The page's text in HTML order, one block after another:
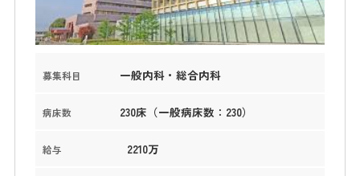
募集科目 一般内科・総合内科
病床数 230床（一般病床数：230）
給与 2210万